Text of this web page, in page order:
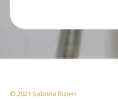
© 2021 Sabrina Bizien